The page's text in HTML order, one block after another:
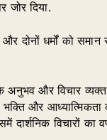
जोर दिया.
और दोनों धर्मों को
अनुभव और विचार
और आध्यात्मिकता
दार्शनिक विचारों का